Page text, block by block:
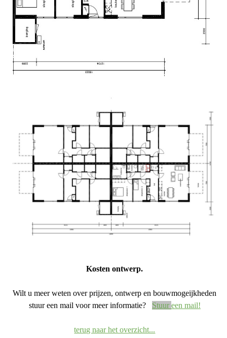
Kosten ontwerp.
Wilt u meer weten over prijzen, ontwerp en bouwmogeijkheden
stuur een mail voor meer informatie? Stuur een mail!
terug naar het overzicht...